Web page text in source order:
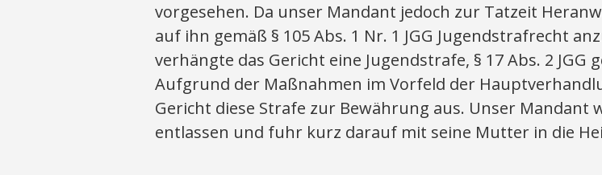
vorgesehen. Da unser Mandant jedoch zur Tatzeit
auf ihn gemäß § 105 Abs. 1 Nr. 1 JGG Jugendstrafrecht
verhängte das Gericht eine Jugendstrafe, § 17 Abs. 2 JGG
Aufgrund der Maßnahmen im Vorfeld der
Gericht diese Strafe zur Bewährung aus. Unser Mandant
entlassen und fuhr kurz darauf mit seine Mutter in die